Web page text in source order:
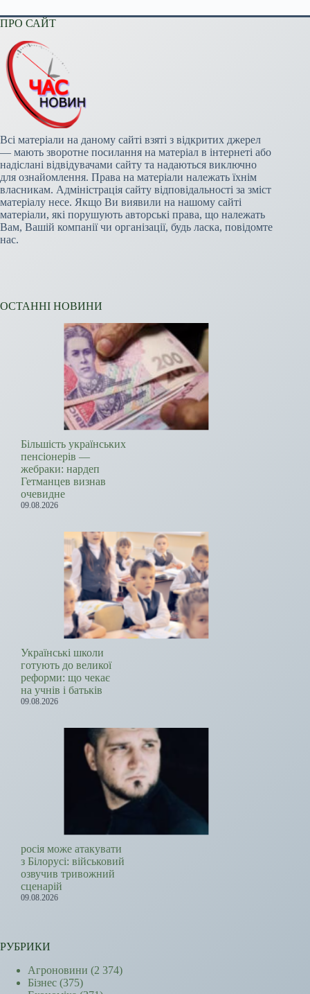
ПРО САЙТ
Всі матеріали на даному сайті взяті з відкритих джерел
— мають зворотне посилання на матеріал в інтернеті або
надіслані відвідувачами сайту та надаються виключно
для ознайомлення. Права на матеріали належать їхнім
власникам. Адміністрація сайту відповідальності за зміст
матеріалу несе. Якщо Ви виявили на нашому сайті
матеріали, які порушують авторські права, що належать
Вам, Вашій компанії чи організації, будь ласка, повідомте
нас.
ОСТАННІ НОВИНИ
Більшість українських
пенсіонерів —
жебраки: нардеп
Гетманцев визнав
очевидне
09.08.2026
Українські школи
готують до великої
реформи: що чекає
на учнів і батьків
09.08.2026
росія може атакувати
з Білорусі: військовий
озвучив тривожний
сценарій
09.08.2026
РУБРИКИ
Агроновини (2 374)
Бізнес (375)